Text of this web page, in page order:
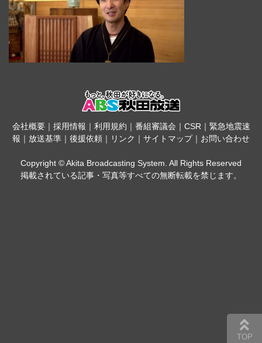
会社概要｜ 採用情報 ｜ 利用規約 ｜ 番組審議会 ｜ CSR｜ 緊急地震速
報 ｜ 放送基準 ｜ 後援依頼 ｜ リンク ｜ サイトマップ｜ お問い合わせ
Copyright © Akita Broadcasting System. All Rights Reserved
掲載されている記事・写真等すべての無断転載を禁じます。